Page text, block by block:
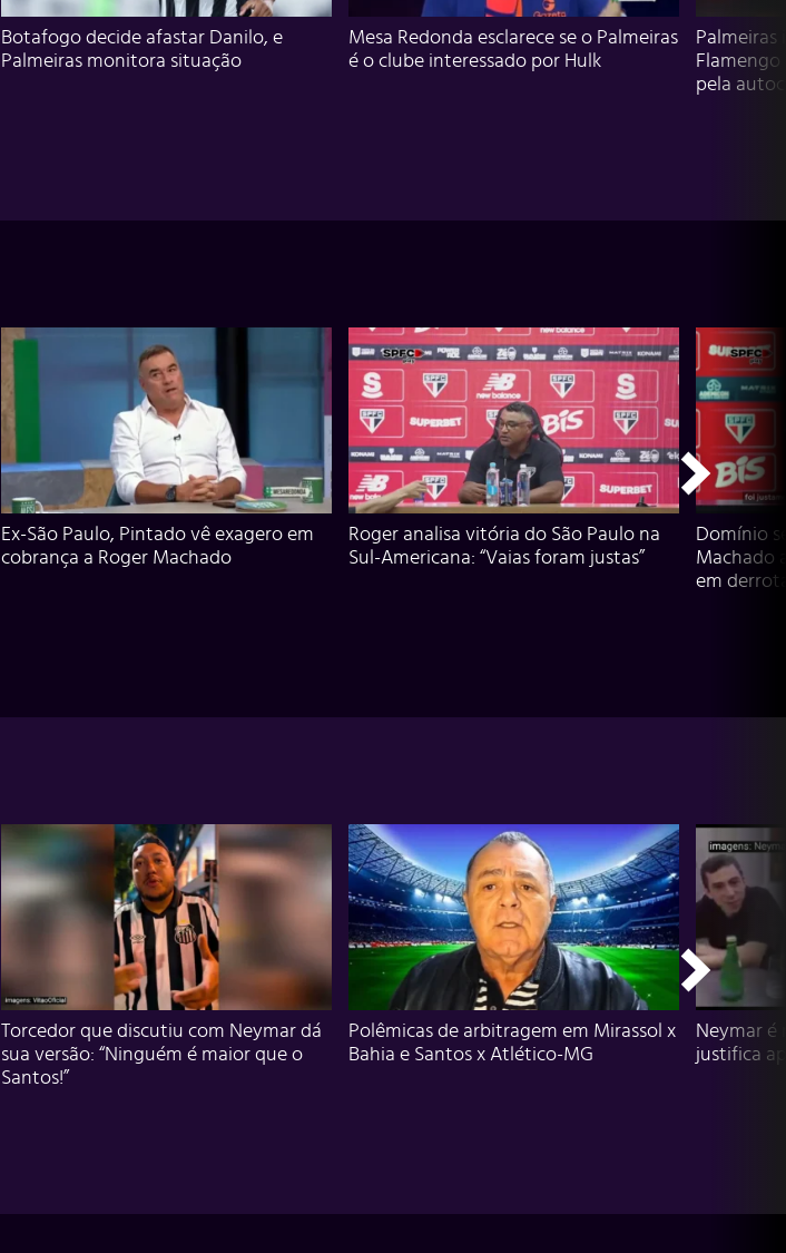
Botafogo decide afastar Danilo, e
Palmeiras monitora situação
Mesa Redonda esclarece se o Palmeiras
é o clube interessado por Hulk
Flamengo
pela
Ex-São Paulo, Pintado vê exagero em
cobrança a Roger Machado
Roger analisa vitória do São Paulo na
Sul-Americana: “Vaias foram justas”
Domínio
Machado
em
Torcedor que discutiu com Neymar dá
sua versão: “Ninguém é maior que o
Santos!”
Polêmicas de arbitragem em Mirassol x
Bahia e Santos x Atlético-MG
Neymar é
justifica